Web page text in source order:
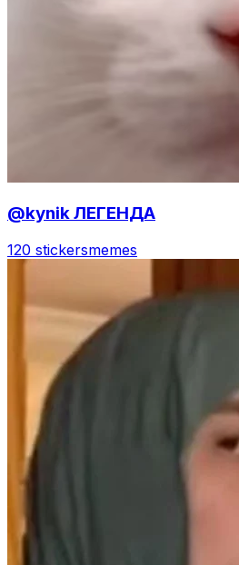
@kynik ЛЕГЕНДА
120 stickersmemes